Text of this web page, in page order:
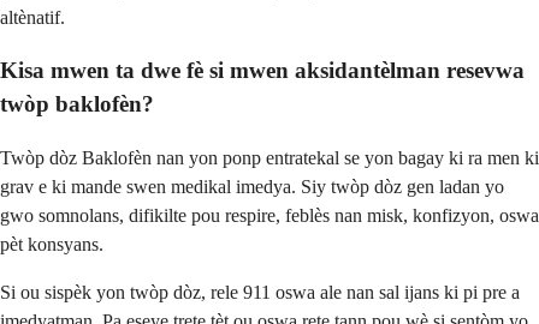
altènatif.
Kisa mwen ta dwe fè si mwen aksidantèlman resevwa
twòp baklofèn?
Twòp dòz Baklofèn nan yon ponp entratekal se yon bagay ki ra men ki
grav e ki mande swen medikal imedya. Siy twòp dòz gen ladan yo
gwo somnolans, difikilte pou respire, feblès nan misk, konfizyon, oswa
pèt konsyans.
Si ou sispèk yon twòp dòz, rele 911 oswa ale nan sal ijans ki pi pre a